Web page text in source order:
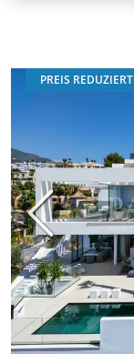
PREIS REDUZIERT
Vorherige